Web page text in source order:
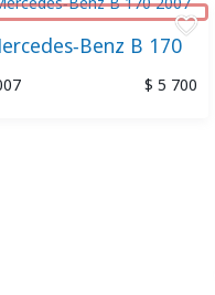
Benz B 170
$ 5 700
favorite_border